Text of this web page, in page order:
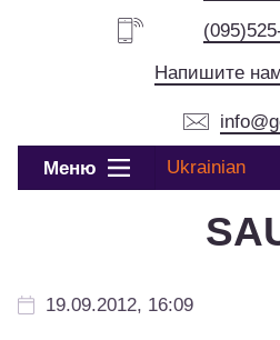
Напишите
Меню Ukrainian
19.09.2012, 16:09